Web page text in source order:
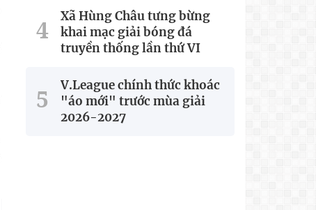
Xã Hùng Châu tưng bừng
khai mạc giải bóng đá
truyền thống lần thứ VI
V.League chính thức khoác
"áo mới" trước mùa giải
2026-2027